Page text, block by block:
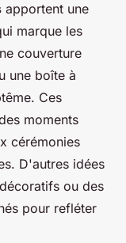
apportent une
marque les
couverture
une boîte à
Ces
moments
cérémonies
D'autres idées
ou des
pour refléter